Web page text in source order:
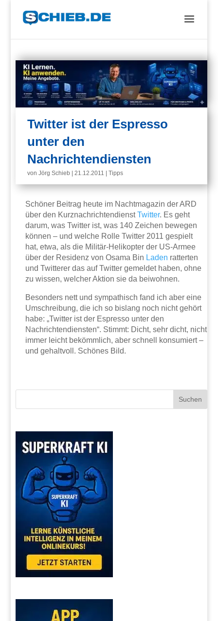
Twitter ist der Espresso
unter den
Nachrichtendiensten
vonJörg Schieb |21.12.2011 |Tipps
Schöner Beitrag heute im Nachtmagazin der ARD
über den KurznachrichtendienstTwitter. Es geht
darum, was Twitter ist, was 140 Zeichen bewegen
können – und welche Rolle Twitter 2011 gespielt
hat, etwa, als die Militär-Helikopter der US-Armee
über der Residenz von Osama Bin Laden ratterten
und Twitterer das auf Twitter gemeldet haben, ohne
zu wissen, welcher Aktion sie da beiwohnen.
Besonders nett und sympathisch fand ich aber eine
Umschreibung, die ich so bislang noch nicht gehört
habe: „Twitter ist der Espresso unter den
Nachrichtendiensten“. Stimmt: Dicht, sehr dicht, nicht
immer leicht bekömmlich, aber schnell konsumiert –
und gehaltvoll. Schönes Bild.